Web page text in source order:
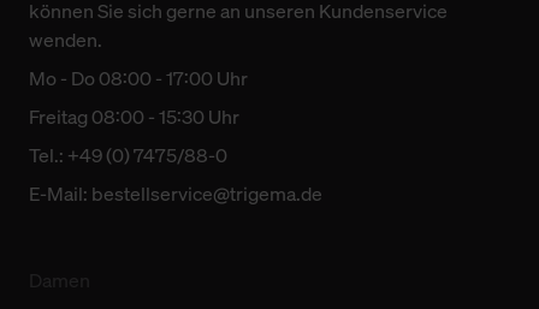
können Sie sich gerne an unseren Kundenservice
wenden.
Mo - Do 08:00 - 17:00 Uhr
Freitag 08:00 - 15:30 Uhr
Tel.: +49 (0) 7475/88-0
E-Mail: bestellservice@trigema.de